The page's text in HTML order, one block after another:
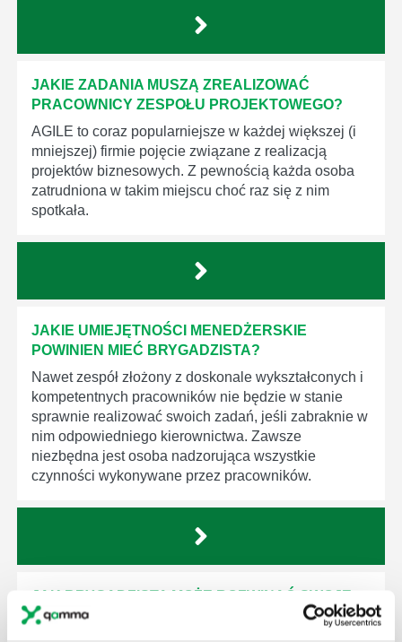
JAKIE ZADANIA MUSZĄ ZREALIZOWAĆ
PRACOWNICY ZESPOŁU PROJEKTOWEGO?
AGILE to coraz popularniejsze w każdej większej (i
mniejszej) firmie pojęcie związane z realizacją
projektów biznesowych. Z pewnością każda osoba
zatrudniona w takim miejscu choć raz się z nim
spotkała.
JAKIE UMIEJĘTNOŚCI MENEDŻERSKIE
POWINIEN MIEĆ BRYGADZISTA?
Nawet zespół złożony z doskonale wykształconych i
kompetentnych pracowników nie będzie w stanie
sprawnie realizować swoich zadań, jeśli zabraknie w
nim odpowiedniego kierownictwa. Zawsze
niezbędna jest osoba nadzorująca wszystkie
czynności wykonywane przez pracowników.
JAK BRYGADZISTA MOŻE ROZWINĄĆ SWOJE
KOMPETENCJE MENEDŻERSKIE?